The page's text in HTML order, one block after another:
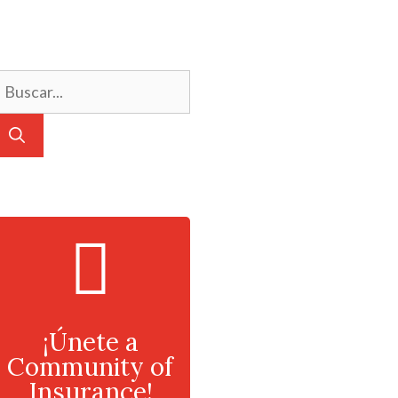
¡Únete a
Community of